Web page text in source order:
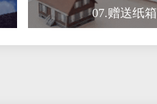
07.赠送纸箱